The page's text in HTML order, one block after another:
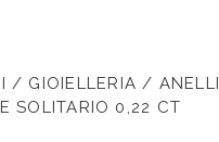
/ GIOIELLERIA / ANELLI
SOLITARIO 0,22 CT